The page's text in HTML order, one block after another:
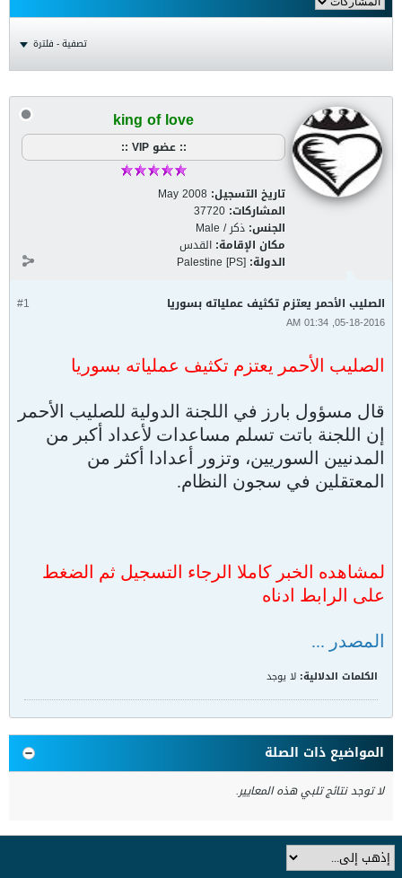
تصفية - فلترة
king of love
:: عضو VIP ::
تاريخ التسجيل: May 2008
المشاركات: 37720
الجنس: ذكر / Male
مكان الإقامة: القدس
الدولة: Palestine [PS]
#1 الصليب الأحمر يعتزم تكثيف عملياته بسوريا
05-18-2016, 01:34 AM
الصليب الأحمر يعتزم تكثيف عملياته بسوريا
قال مسؤول بارز في اللجنة الدولية للصليب الأحمر
إن اللجنة باتت تسلم مساعدات لأعداد أكبر من
المدنيين السوريين، وتزور أعدادا أكثر من
المعتقلين في سجون النظام.
لمشاهده الخبر كاملا الرجاء التسجيل ثم الضغط
على الرابط ادناه
المصدر ...
الكلمات الدلالية: لا يوجد
المواضيع ذات الصلة
لا توجد نتائج تلبي هذه المعايير.